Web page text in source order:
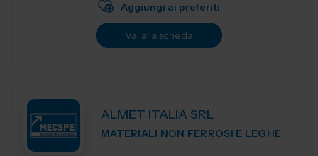
Aggiungi ai preferiti
Vai alla scheda
ALMET ITALIA SRL
MATERIALI NON FERROSI E LEGHE